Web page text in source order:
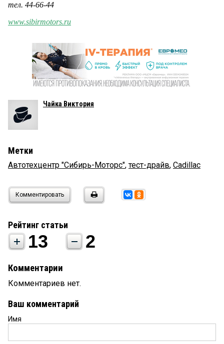
тел. 44-66-44
www.sibirmotors.ru
Чайка Виктория
Метки
Автотехцентр "Сибирь-Моторс",тест-драйв, Cadillac
Комментировать
Рейтинг статьи
13 2
Комментарии
Комментариев нет.
Ваш комментарий
Имя